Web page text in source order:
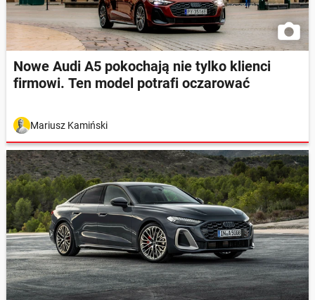
Nowe Audi A5 pokochają nie tylko klienci
firmowi. Ten model potrafi oczarować
Mariusz Kamiński